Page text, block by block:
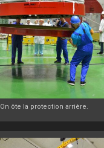
On ôte la protection arrière.